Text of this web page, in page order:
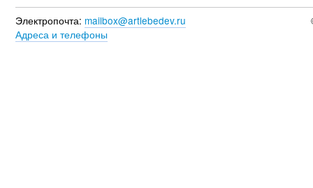
Электропочта: mailbox@artlebedev.ru
Адреса и телефоны